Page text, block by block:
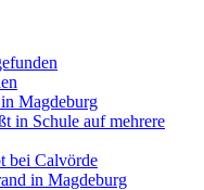
Magdeburg
in Schule auf mehrere
bei Calvörde
in Magdeburg